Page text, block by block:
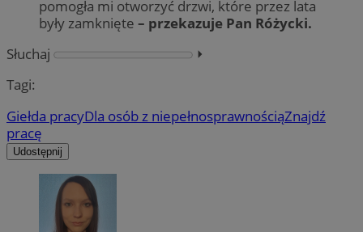
pomogła mi otworzyć drzwi, które przez lata
były zamknięte – przekazuje Pan Różycki.
Słuchaj
⏵︎
Tagi:
Giełda pracyDla osób z niepełnosprawnościąZnajdź
pracę
Udostępnij